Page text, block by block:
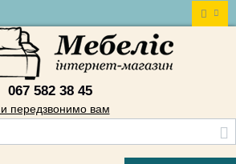
067 582 38 45
передзвонимо вам